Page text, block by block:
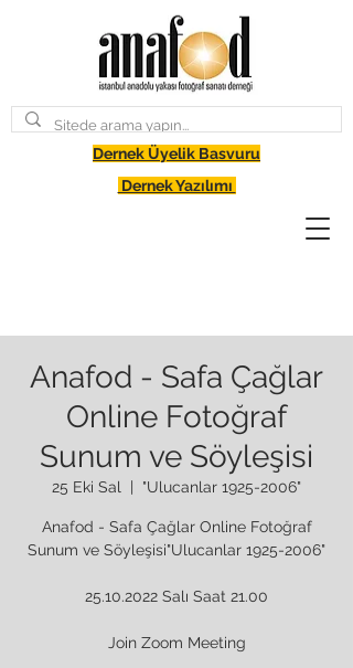
Dernek Üyelik Basvuru
Dernek Yazılımı
Anafod - Safa Çağlar
Online Fotoğraf
Sunum ve Söyleşisi
25 Eki Sal "Ulucanlar 1925-2006"
Anafod - Safa Çağlar Online Fotoğraf
Sunum ve Söyleşisi"Ulucanlar 1925-2006"
25.10.2022 Salı Saat 21.00
Join Zoom Meeting